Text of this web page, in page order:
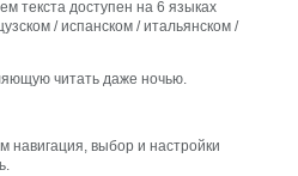
текста доступен на 6 языках
/ испанском / итальянском /
читать даже ночью.
навигация, выбор и настройки